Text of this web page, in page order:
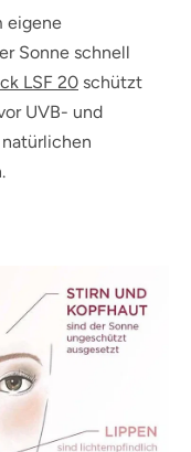
eigene
Sonne schnell
LSF 20 schützt
UVB- und